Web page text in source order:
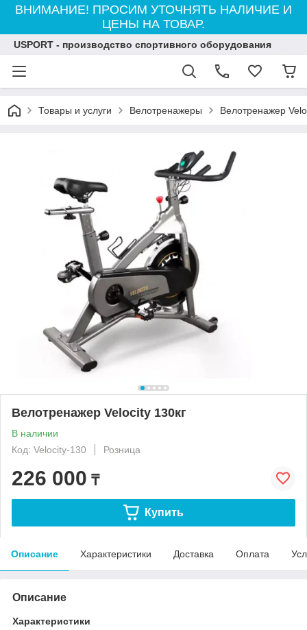
ВНИМАНИЕ! ПРОСИМ УТОЧНЯТЬ НАЛИЧИЕ И
ЦЕНЫ НА ТОВАР.
USPORT - производство спортивного оборудования
Товары и услуги Велотренажеры Велотренажер
Велотренажер Velocity 130кг
В наличии
Код: Velocity-130
Розница
226 000 ₸
Купить
Описание Характеристики Доставка Оплата
Описание
Характеристики